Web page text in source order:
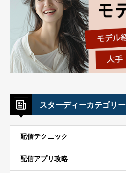
スターディーカテゴリー
配信テクニック
配信アプリ攻略